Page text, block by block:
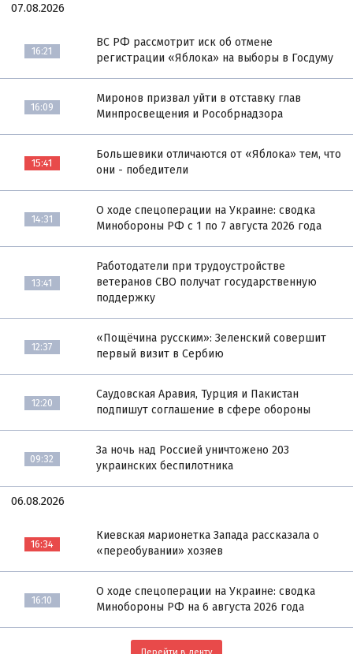
07.08.2026
16:21
ВС РФ рассмотрит иск об отмене
регистрации «Яблока» на выборы в Госдуму
16:09
Миронов призвал уйти в отставку глав
Минпросвещения и Рособрнадзора
15:41
Большевики отличаются от «Яблока» тем, что
они - победители
14:31
О ходе спецоперации на Украине: сводка
Минобороны РФ с 1 по 7 августа 2026 года
13:41
Работодатели при трудоустройстве
ветеранов СВО получат государственную
поддержку
12:37
«Пощёчина русским»: Зеленский совершит
первый визит в Сербию
12:20
Саудовская Аравия, Турция и Пакистан
подпишут соглашение в сфере обороны
09:32
За ночь над Россией уничтожено 203
украинских беспилотника
06.08.2026
16:34
Киевская марионетка Запада рассказала о
«переобувании» хозяев
16:10
О ходе спецоперации на Украине: сводка
Минобороны РФ на 6 августа 2026 года
Перейти в ленту